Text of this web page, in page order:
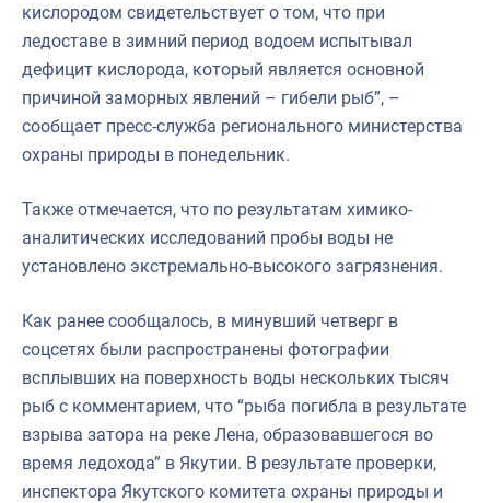
События в России и мире
кислородом свидетельствует о том, что при
ледоставе в зимний период водоем испытывал
дефицит кислорода, который является основной
причиной заморных явлений – гибели рыб”, –
сообщает пресс-служба регионального министерства
охраны природы в понедельник.
Также отмечается, что по результатам химико-
аналитических исследований пробы воды не
установлено экстремально-высокого загрязнения.
Как ранее сообщалось, в минувший четверг в
соцсетях были распространены фотографии
всплывших на поверхность воды нескольких тысяч
рыб с комментарием, что “рыба погибла в результате
взрыва затора на реке Лена, образовавшегося во
время ледохода” в Якутии. В результате проверки,
инспектора Якутского комитета охраны природы и